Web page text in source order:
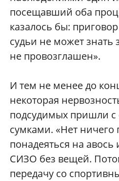
посещавший оба
казалось бы:
судьи не может знать
не провозглашен».
И тем не менее до
некоторая
подсудимых пришли
сумками. «Нет ничего
понадеяться на авось
СИЗО без вещей.
передачу со